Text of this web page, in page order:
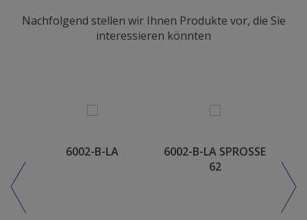
Nachfolgend stellen wir Ihnen Produkte vor, die Sie
interessieren könnten
6002-B-LA SPROSSE